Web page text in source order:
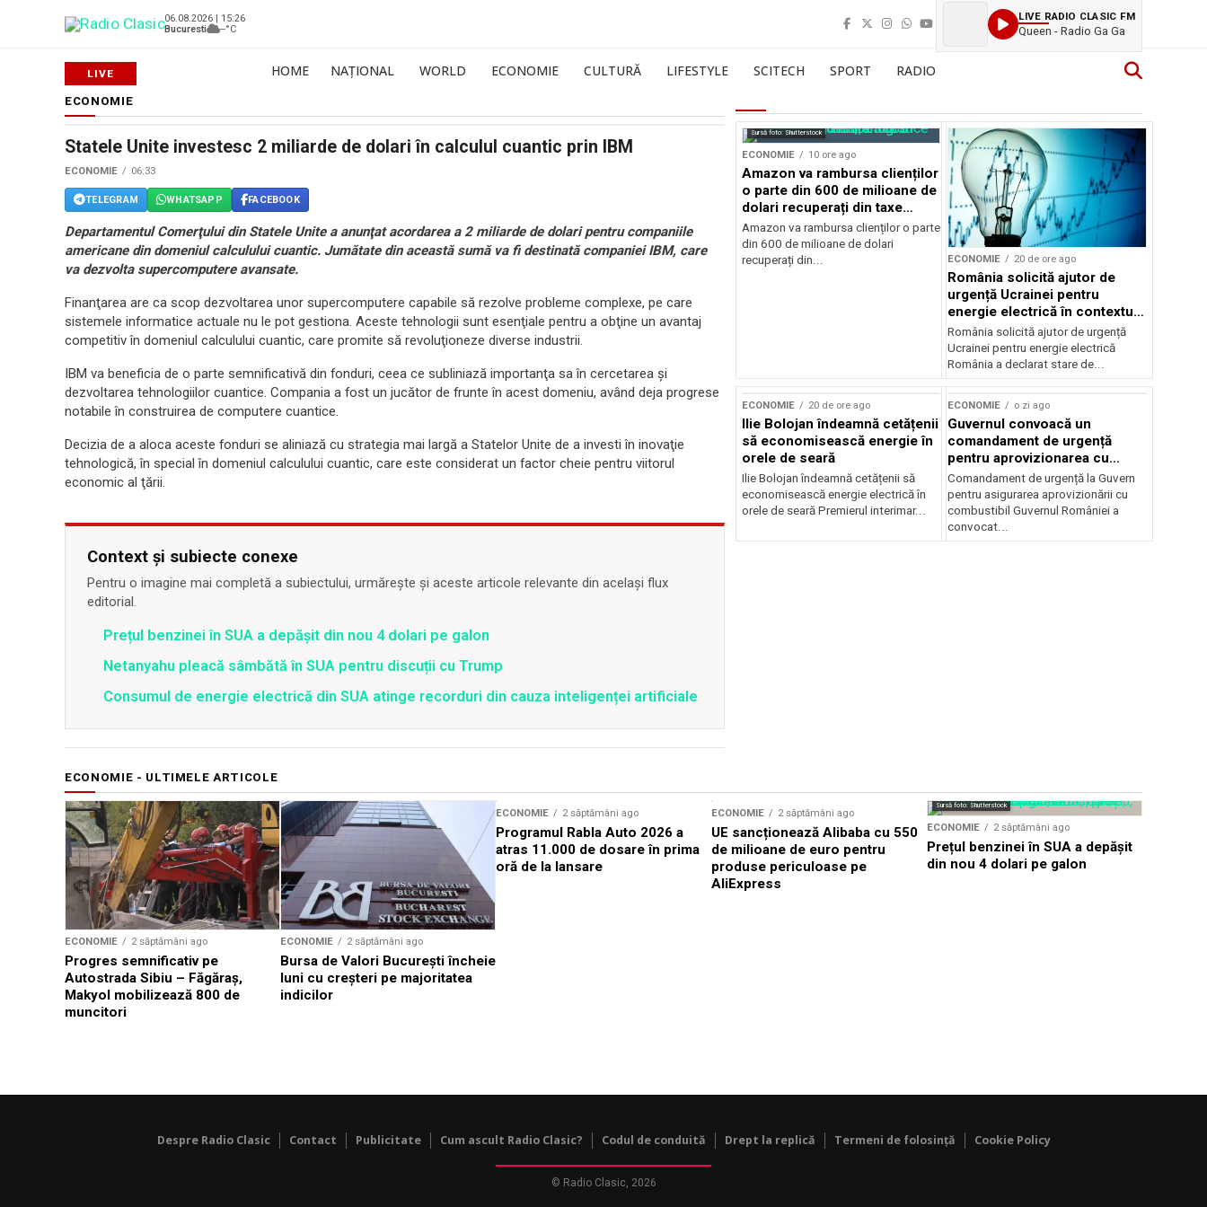
06.08.2026 | 15:26
Bucuresti
--°C
LIVE RADIO CLASIC FM
Queen - Radio Ga Ga
HOME NAȚIONAL WORLD ECONOMIE CULTURĂ LIFESTYLE SCITECH SPORT RADIO
ECONOMIE
Statele Unite investesc 2 miliarde de dolari în calculul cuantic prin IBM
ECONOMIE 06:33
TELEGRAM WHATSAPP FACEBOOK
Departamentul Comerţului din Statele Unite a anunţat acordarea a 2 miliarde de dolari pentru companiile
americane din domeniul calculului cuantic. Jumătate din această sumă va fi destinată companiei IBM, care
va dezvolta supercomputere avansate.
Finanţarea are ca scop dezvoltarea unor supercomputere capabile să rezolve probleme complexe, pe care
sistemele informatice actuale nu le pot gestiona. Aceste tehnologii sunt esenţiale pentru a obţine un avantaj
competitiv în domeniul calculului cuantic, care promite să revoluţioneze diverse industrii.
IBM va beneficia de o parte semnificativă din fonduri, ceea ce subliniază importanţa sa în cercetarea şi
dezvoltarea tehnologiilor cuantice. Compania a fost un jucător de frunte în acest domeniu, având deja progrese
notabile în construirea de computere cuantice.
Decizia de a aloca aceste fonduri se aliniază cu strategia mai largă a Statelor Unite de a investi în inovaţie
tehnologică, în special în domeniul calculului cuantic, care este considerat un factor cheie pentru viitorul
economic al ţării.
Context și subiecte conexe
Pentru o imagine mai completă a subiectului, urmărește și aceste articole relevante din același flux
editorial.
Prețul benzinei în SUA a depășit din nou 4 dolari pe galon
Netanyahu pleacă sâmbătă în SUA pentru discuții cu Trump
Consumul de energie electrică din SUA atinge recorduri din cauza inteligenței artificiale
Sursă foto: Shutterstock
ECONOMIE 10 ore ago
Amazon va rambursa clienților
o parte din 600 de milioane de
dolari recuperați din taxe
vamale
Amazon va rambursa clienților o parte
din 600 de milioane de dolari
recuperați din...
ECONOMIE 20 de ore ago
România solicită ajutor de
urgență Ucrainei pentru
energie electrică în contextul
crizei energetice
România solicită ajutor de urgență
Ucrainei pentru energie electrică
România a declarat stare de...
ECONOMIE 20 de ore ago
Ilie Bolojan îndeamnă cetățenii
să economisească energie în
orele de seară
Ilie Bolojan îndeamnă cetățenii să
economisească energie electrică în
orele de seară Premierul interimar...
ECONOMIE o zi ago
Guvernul convoacă un
comandament de urgență
pentru aprovizionarea cu
combustibil
Comandament de urgență la Guvern
pentru asigurarea aprovizionării cu
combustibil Guvernul României a
convocat...
ECONOMIE - ULTIMELE ARTICOLE
ECONOMIE 2 săptămâni ago
Progres semnificativ pe
Autostrada Sibiu – Făgăraş,
Makyol mobilizează 800 de
muncitori
ECONOMIE 2 săptămâni ago
Bursa de Valori Bucureşti încheie
luni cu creșteri pe majoritatea
indicilor
ECONOMIE 2 săptămâni ago
Programul Rabla Auto 2026 a
atras 11.000 de dosare în prima
oră de la lansare
ECONOMIE 2 săptămâni ago
UE sancționează Alibaba cu 550
de milioane de euro pentru
produse periculoase pe
AliExpress
Sursă foto: Shutterstock
ECONOMIE 2 săptămâni ago
Prețul benzinei în SUA a depășit
din nou 4 dolari pe galon
Despre Radio Clasic Contact Publicitate Cum ascult Radio Clasic? Codul de conduită Drept la replică Termeni de folosință Cookie Policy
© Radio Clasic, 2026